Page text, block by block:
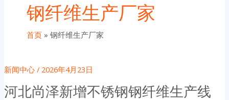
钢纤维生产厂家
首页 钢纤维生产厂家
新闻中心/ 2026年4月23日
河北尚泽新增不锈钢钢纤维生产线